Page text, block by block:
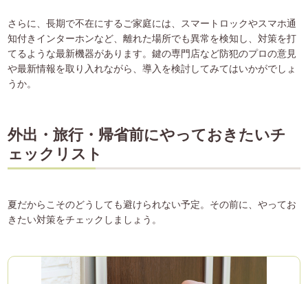
さらに、長期で不在にするご家庭には、スマートロックやスマホ通
知付きインターホンなど、離れた場所でも異常を検知し、対策を打
てるような最新機器があります。鍵の専門店など防犯のプロの意見
や最新情報を取り入れながら、導入を検討してみてはいかがでしょ
うか。
外出・旅行・帰省前にやっておきたいチ
ェックリスト
夏だからこそのどうしても避けられない予定。その前に、やってお
きたい対策をチェックしましょう。